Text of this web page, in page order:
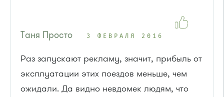
Таня Просто 3 ФЕВРАЛЯ 2016
Раз запускают рекламу, значит, прибыль от
эксплуатации этих поездов меньше, чем
ожидали. Да видно невдомек людям, что